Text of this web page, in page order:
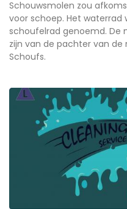
Schouwsmolen zou
voor schoep. Het waterrad
schoufelrad genoemd. De
zijn van de pachter van de
Schoufs.